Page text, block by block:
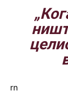
rn